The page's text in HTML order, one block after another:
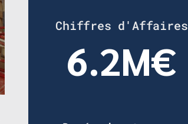
Chiffres d'Affaires
6.2M€